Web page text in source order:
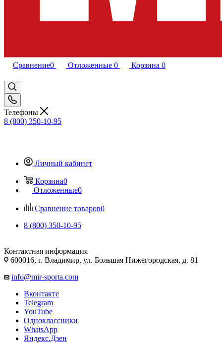
Сравнение0 Отложенные 0 Корзина 0
Телефоны
8 (800) 350-10-95
Личный кабинет
Корзина0
Отложенные0
Сравнение товаров0
8 (800) 350-10-95
Контактная информация
600016, г. Владимир, ул. Большая Нижегородская, д. 81
info@mir-sporta.com
Вконтакте
Telegram
YouTube
Одноклассники
WhatsApp
Яндекс.Дзен